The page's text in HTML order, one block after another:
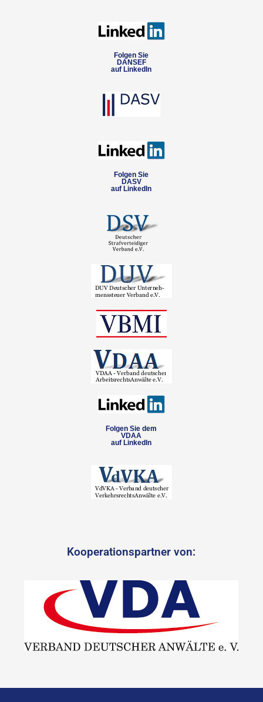
Folgen Sie
DANSEF
auf LinkedIn
Folgen Sie
DASV
auf LinkedIn
Folgen Sie dem
VDAA
auf LinkedIn
Kooperationspartner von: